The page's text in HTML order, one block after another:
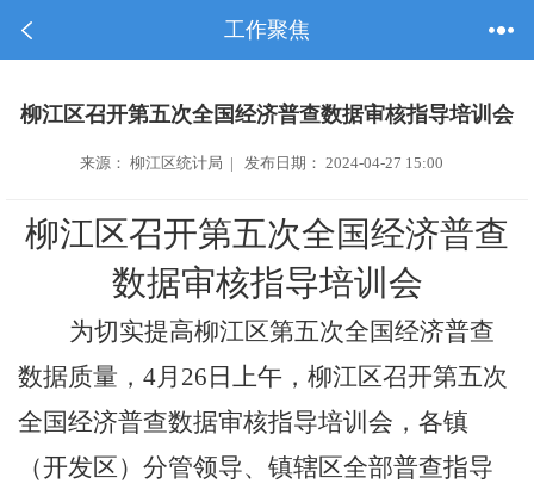
工作聚焦
柳江区召开第五次全国经济普查数据审核指导培训会
来源： 柳江区统计局 | 发布日期： 2024-04-27 15:00
柳江区召开第五次全国经济普查
数据审核指导培训会
为切实提高柳江区第五次全国经济普查
数据质量，4月26日上午，柳江区召开第五次
全国经济普查数据审核指导培训会，各镇
（开发区）分管领导、镇辖区全部普查指导